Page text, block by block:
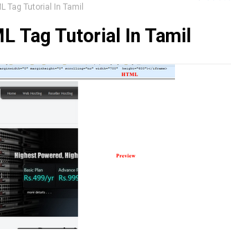
Tag Tutorial In Tamil
Tag Tutorial In Tamil